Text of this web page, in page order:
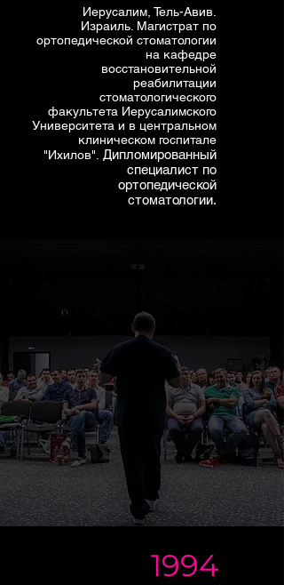
Иерусалим, Тель-Авив.
Израиль. Магистрат по
ортопедической стоматологии
на кафедре
восстановительной
реабилитации
стоматологического
факультета Иерусалимского
Университета и в центральном
клиническом госпитале
"Ихилов". Дипломированный
специалист по
ортопедической
стоматологии.
1994